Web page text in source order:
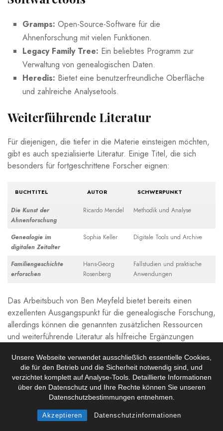
Unsere Webseite verwendet ausschließlich essentielle Cookies,
die für den Betrieb und die Sicherheit notwendig sind, und
verzichtet komplett auf Analyse-Tools. Detaillierte Informationen
über den Datenschutz und Ihre Rechte können Sie unseren
Datenschutzbestimmungen entnehmen.
Akzeptieren Datenschutzinformationen
Gramps: Open-Source-Software für die
Ahnenforschung mit vielen Funktionen.
Legacy Family Tree: Ein beliebtes Programm zur
Verwaltung von genealogischen Daten.
Heredis: Bietet eine benutzerfreundliche Oberfläche
und zahlreiche Analysetools.
Weiterführende​ Literatur
Für diejenigen, die tiefer in ⁣die Materie einsteigen möchten,
gibt es auch spezialisierte Literatur. Einige Titel, die sich
besonders⁢ für fortgeschrittene Forscher eignen:
BUCHTITEL AUTOR SCHWERPUNKT
Die Kunst der
Ahnenforschung
Ricardo Mendel Methodik und Analyse
Genealogie im
digitalen Zeitalter
Sophia Keller Digitale Tools und Archive
Familiengeschichte
erforschen
Hans-Georg
Rosenberg
Fallstudien und praktische
Anwendungen
Das Arbeitsbuch von Ben Meyfeld bietet bereits‌ einen
exzellenten Ausgangspunkt für die genealogische Forschung,
allerdings können die genannten zusätzlichen Ressourcen
und weiterführende ‌Literatur als hilfreiche‍ Ergänzungen
verfeinern.
Fazit: Der Mehrwert des
“Familienchronik⁢ Arbeitsbuchs”
für die Familienforschung